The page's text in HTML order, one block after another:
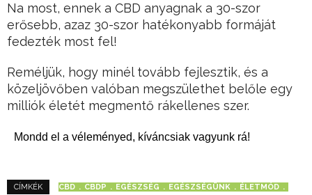
Na most, ennek a CBD anyagnak a 30-szor
erősebb, azaz 30-szor hatékonyabb formáját
fedezték most fel!
Reméljük, hogy minél tovább fejlesztik, és a
közeljövőben valóban megszülethet belőle egy
milliók életét megmentő rákellenes szer.
Mondd el a véleményed, kíváncsiak vagyunk rá!
CÍMKÉK CBD CBDP EGÉSZSÉG EGÉSZSÉGÜNK
ÉLETMÓD